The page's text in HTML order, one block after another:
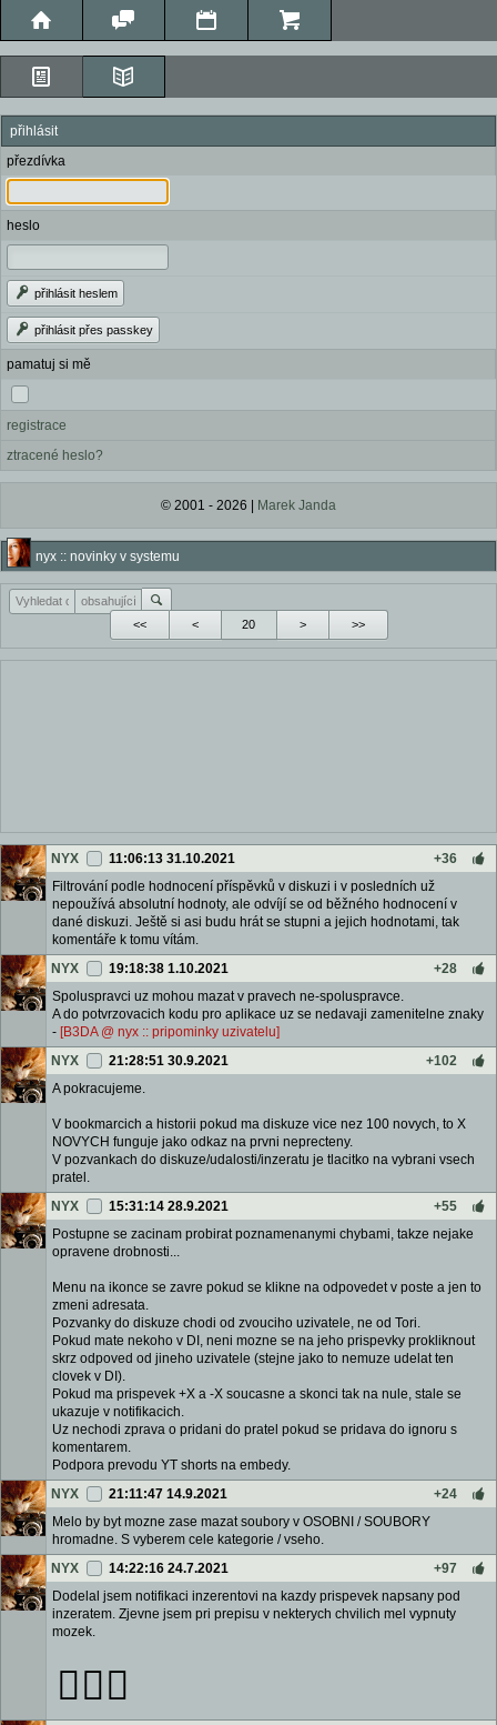
přihlásit
přezdívka
heslo
přihlásit heslem
přihlásit přes passkey
pamatuj si mě
registrace
ztracené heslo?
© 2001 - 2026 | Marek Janda
nyx :: novinky v systemu
<< < > >>
NYX 11:06:13 31.10.2021
+36
Filtrování podle hodnocení příspěvků v diskuzi i v posledních už
nepoužívá absolutní hodnoty, ale odvíjí se od běžného hodnocení v
dané diskuzi. Ještě si asi budu hrát se stupni a jejich hodnotami, tak
komentáře k tomu vítám.
NYX
19:18:38 1.10.2021
+28
Spoluspravci uz mohou mazat v pravech ne-spoluspravce.
A do potvrzovacich kodu pro aplikace uz se nedavaji zamenitelne znaky
- [B3DA @ nyx :: pripominky uzivatelu]
NYX
21:28:51 30.9.2021
+102
A pokracujeme.
V bookmarcich a historii pokud ma diskuze vice nez 100 novych, to X
NOVYCH funguje jako odkaz na prvni neprecteny.
V pozvankach do diskuze/udalosti/inzeratu je tlacitko na vybrani vsech
pratel.
NYX
15:31:14 28.9.2021
+55
Postupne se zacinam probirat poznamenanymi chybami, takze nejake
opravene drobnosti...
Menu na ikonce se zavre pokud se klikne na odpovedet v poste a jen to
zmeni adresata.
Pozvanky do diskuze chodi od zvouciho uzivatele, ne od Tori.
Pokud mate nekoho v DI, neni mozne se na jeho prispevky prokliknout
skrz odpoved od jineho uzivatele (stejne jako to nemuze udelat ten
clovek v DI).
Pokud ma prispevek +X a -X soucasne a skonci tak na nule, stale se
ukazuje v notifikacich.
Uz nechodi zprava o pridani do pratel pokud se pridava do ignoru s
komentarem.
Podpora prevodu YT shorts na embedy.
NYX
21:11:47 14.9.2021
+24
Melo by byt mozne zase mazat soubory v OSOBNI / SOUBORY
hromadne. S vyberem cele kategorie / vseho.
NYX
14:22:16 24.7.2021
+97
Dodelal jsem notifikaci inzerentovi na kazdy prispevek napsany pod
inzeratem. Zjevne jsem pri prepisu v nekterych chvilich mel vypnuty
mozek.
🤦🏻‍♂️